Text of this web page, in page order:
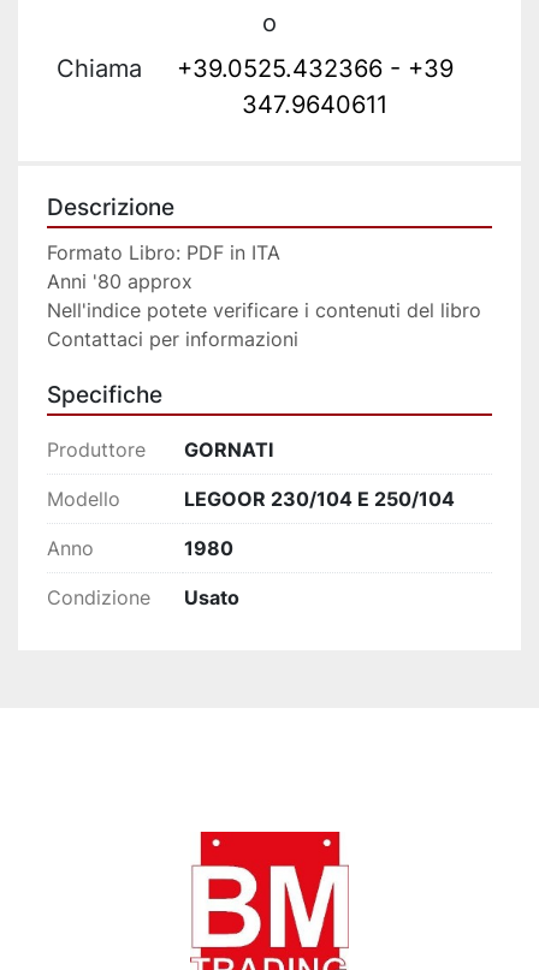
o
Chiama
+39.0525.432366 - +39
347.9640611
Descrizione
Formato Libro: PDF in ITA
Anni '80 approx
Nell'indice potete verificare i contenuti del libro
Contattaci per informazioni
Specifiche
Produttore GORNATI
Modello LEGOOR 230/104 E 250/104
Anno 1980
Condizione Usato